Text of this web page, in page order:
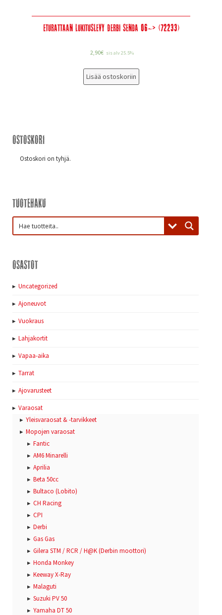
Eturattaan lukituslevy Derbi Senda 06-> (72233)
2,90€ sis alv 25.5%
Lisää ostoskoriin
Ostoskori
Ostoskori on tyhjä.
Tuotehaku
Osastot
Uncategorized
Ajoneuvot
Vuokraus
Lahjakortit
Vapaa-aika
Tarrat
Ajovarusteet
Varaosat
Yleisvaraosat & -tarvikkeet
Mopojen varaosat
Fantic
AM6 Minarelli
Aprilia
Beta 50cc
Bultaco (Lobito)
CH Racing
CPI
Derbi
Gas Gas
Gilera STM / RCR / H@K (Derbin moottori)
Honda Monkey
Keeway X-Ray
Malaguti
Suzuki PV 50
Yamaha DT 50